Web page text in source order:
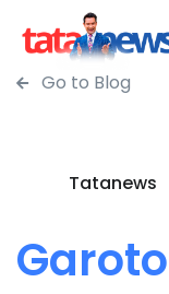
Go to Blog
Tatanews